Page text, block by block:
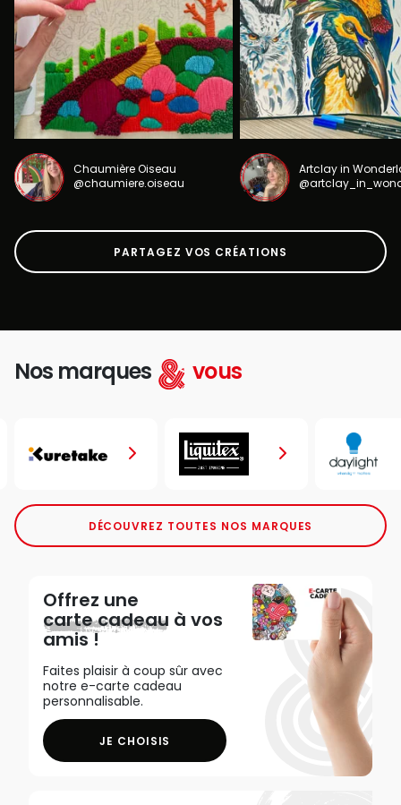
Chaumière Oiseau
@chaumiere.oiseau
Artclay in
PARTAGEZ VOS CRÉATIONS
Nos marques vous
DÉCOUVREZ TOUTES NOS MARQUES
Offrez une
carte cadeau à vos
amis !
Faites plaisir à coup sûr avec
notre e-carte cadeau
personnalisable.
JE CHOISIS